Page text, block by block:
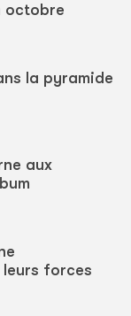
octobre
la pyramide
aux
leurs forces